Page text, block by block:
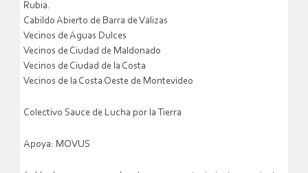
Rubia.
Cabildo Abierto de Barra de Valizas
Vecinos de Aguas Dulces
Vecinos de Ciudad de Maldonado
Vecinos de Ciudad de la Costa
Vecinos de la Costa Oeste de Montevideo
Colectivo Sauce de Lucha por la Tierra
Apoya: MOVUS